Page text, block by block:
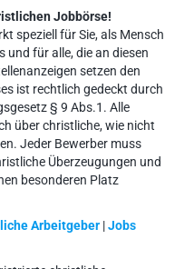
Jobbörse!
speziell für Sie, als Mensch
für alle, die an diesen
setzen den
ist rechtlich gedeckt durch
§ 9 Abs.1. Alle
über christliche, wie nicht
Jeder Bewerber muss
Überzeugungen und
besonderen Platz
Arbeitgeber |Jobs